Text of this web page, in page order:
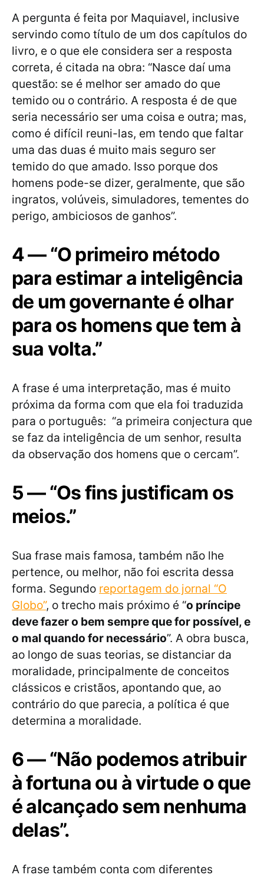
A pergunta é feita por Maquiavel, inclusive
servindo como título de um dos capítulos do
livro, e o que ele considera ser a resposta
correta, é citada na obra: “Nasce daí uma
questão: se é melhor ser amado do que
temido ou o contrário. A resposta é de que
seria necessário ser uma coisa e outra; mas,
como é difícil reuni-las, em tendo que faltar
uma das duas é muito mais seguro ser
temido do que amado. Isso porque dos
homens pode-se dizer, geralmente, que são
ingratos, volúveis, simuladores, tementes do
perigo, ambiciosos de ganhos”.
4 — “O primeiro método
para estimar a inteligência
de um governante é olhar
para os homens que tem à
sua volta.”
A frase é uma interpretação, mas é muito
próxima da forma com que ela foi traduzida
para o português: “a primeira conjectura que
se faz da inteligência de um senhor, resulta
da observação dos homens que o cercam”.
5 — “Os fins justificam os
meios.”
Sua frase mais famosa, também não lhe
pertence, ou melhor, não foi escrita dessa
forma. Segundo reportagem do jornal “O
Globo”, o trecho mais próximo é “o príncipe
deve fazer o bem sempre que for possível, e
o mal quando for necessário”. A obra busca,
ao longo de suas teorias, se distanciar da
moralidade, principalmente de conceitos
clássicos e cristãos, apontando que, ao
contrário do que parecia, a política é que
determina a moralidade.
6 — “Não podemos atribuir
à fortuna ou à virtude o que
é alcançado sem nenhuma
delas”.
A frase também conta com diferentes